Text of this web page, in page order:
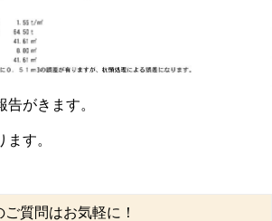
がきます。
す。
質問はお気軽に！